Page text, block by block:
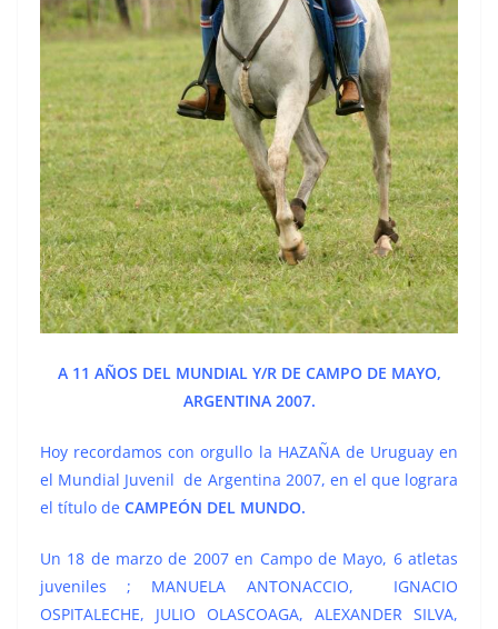
A 11 AÑOS DEL MUNDIAL Y/R DE CAMPO DE MAYO,
ARGENTINA 2007.
Hoy recordamos con orgullo la HAZAÑA de Uruguay en
el Mundial Juvenil de Argentina 2007, en el que lograra
el título de CAMPEÓN DEL MUNDO.
Un 18 de marzo de 2007 en Campo de Mayo, 6 atletas
juveniles ; MANUELA ANTONACCIO, IGNACIO
OSPITALECHE, JULIO OLASCOAGA, ALEXANDER SILVA,